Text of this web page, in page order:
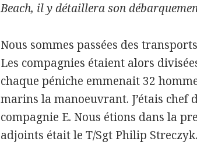
Beach, il y détaillera son
Nous sommes passées des
Les compagnies étaient alors
chaque péniche emmenait 32
marins la manoeuvrant. J’étais chef
compagnie E. Nous étions dans la
adjoints était le T/Sgt Philip